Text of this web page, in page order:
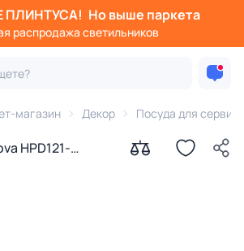
ПЛИНТУСА! Но выше паркета
распродажа светильников
магазин Декор Посуда для
HPD121-